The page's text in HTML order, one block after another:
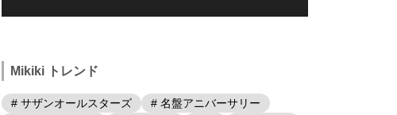
Mikiki トレンド
# サザンオールスターズ
# 名盤アニバーサリー